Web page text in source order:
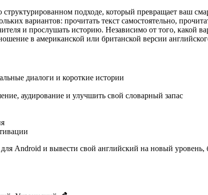
подходе, который превращает ваш
вариантов: прочитать текст самостоятельно,
и прослушать историю. Независимо от того, какой
в американской или британской версии
диалоги и короткие истории
аудирование и улучшить свой словарный запас
Android и вывести свой английский на новый уровень,